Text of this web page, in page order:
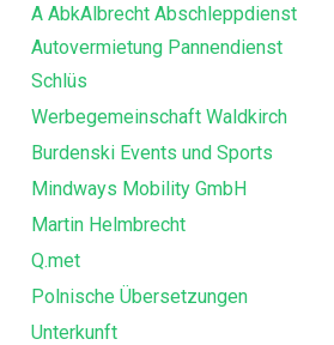
A AbkAlbrecht Abschleppdienst
Autovermietung Pannendienst
Schlüs
Werbegemeinschaft Waldkirch
Burdenski Events und Sports
Mindways Mobility GmbH
Martin Helmbrecht
Q.met
Polnische Übersetzungen
Unterkunft